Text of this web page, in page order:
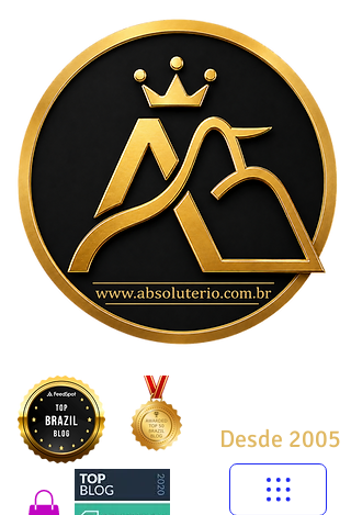
Desde 2005